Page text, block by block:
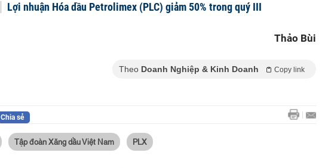
Lợi nhuận Hóa dầu Petrolimex (PLC) giảm 50% trong quý III
Thảo Bùi
Theo Doanh Nghiệp & Kinh Doanh Copy link
Chia sẻ
Tập đoàn Xăng dầu Việt Nam PLX